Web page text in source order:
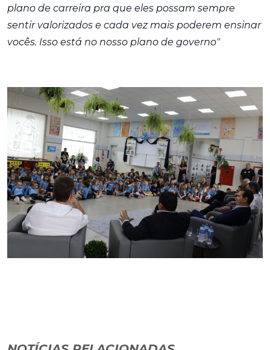
plano de carreira pra que eles possam sempre
sentir valorizados e cada vez mais poderem ensinar
vocês. Isso está no nosso plano de governo"